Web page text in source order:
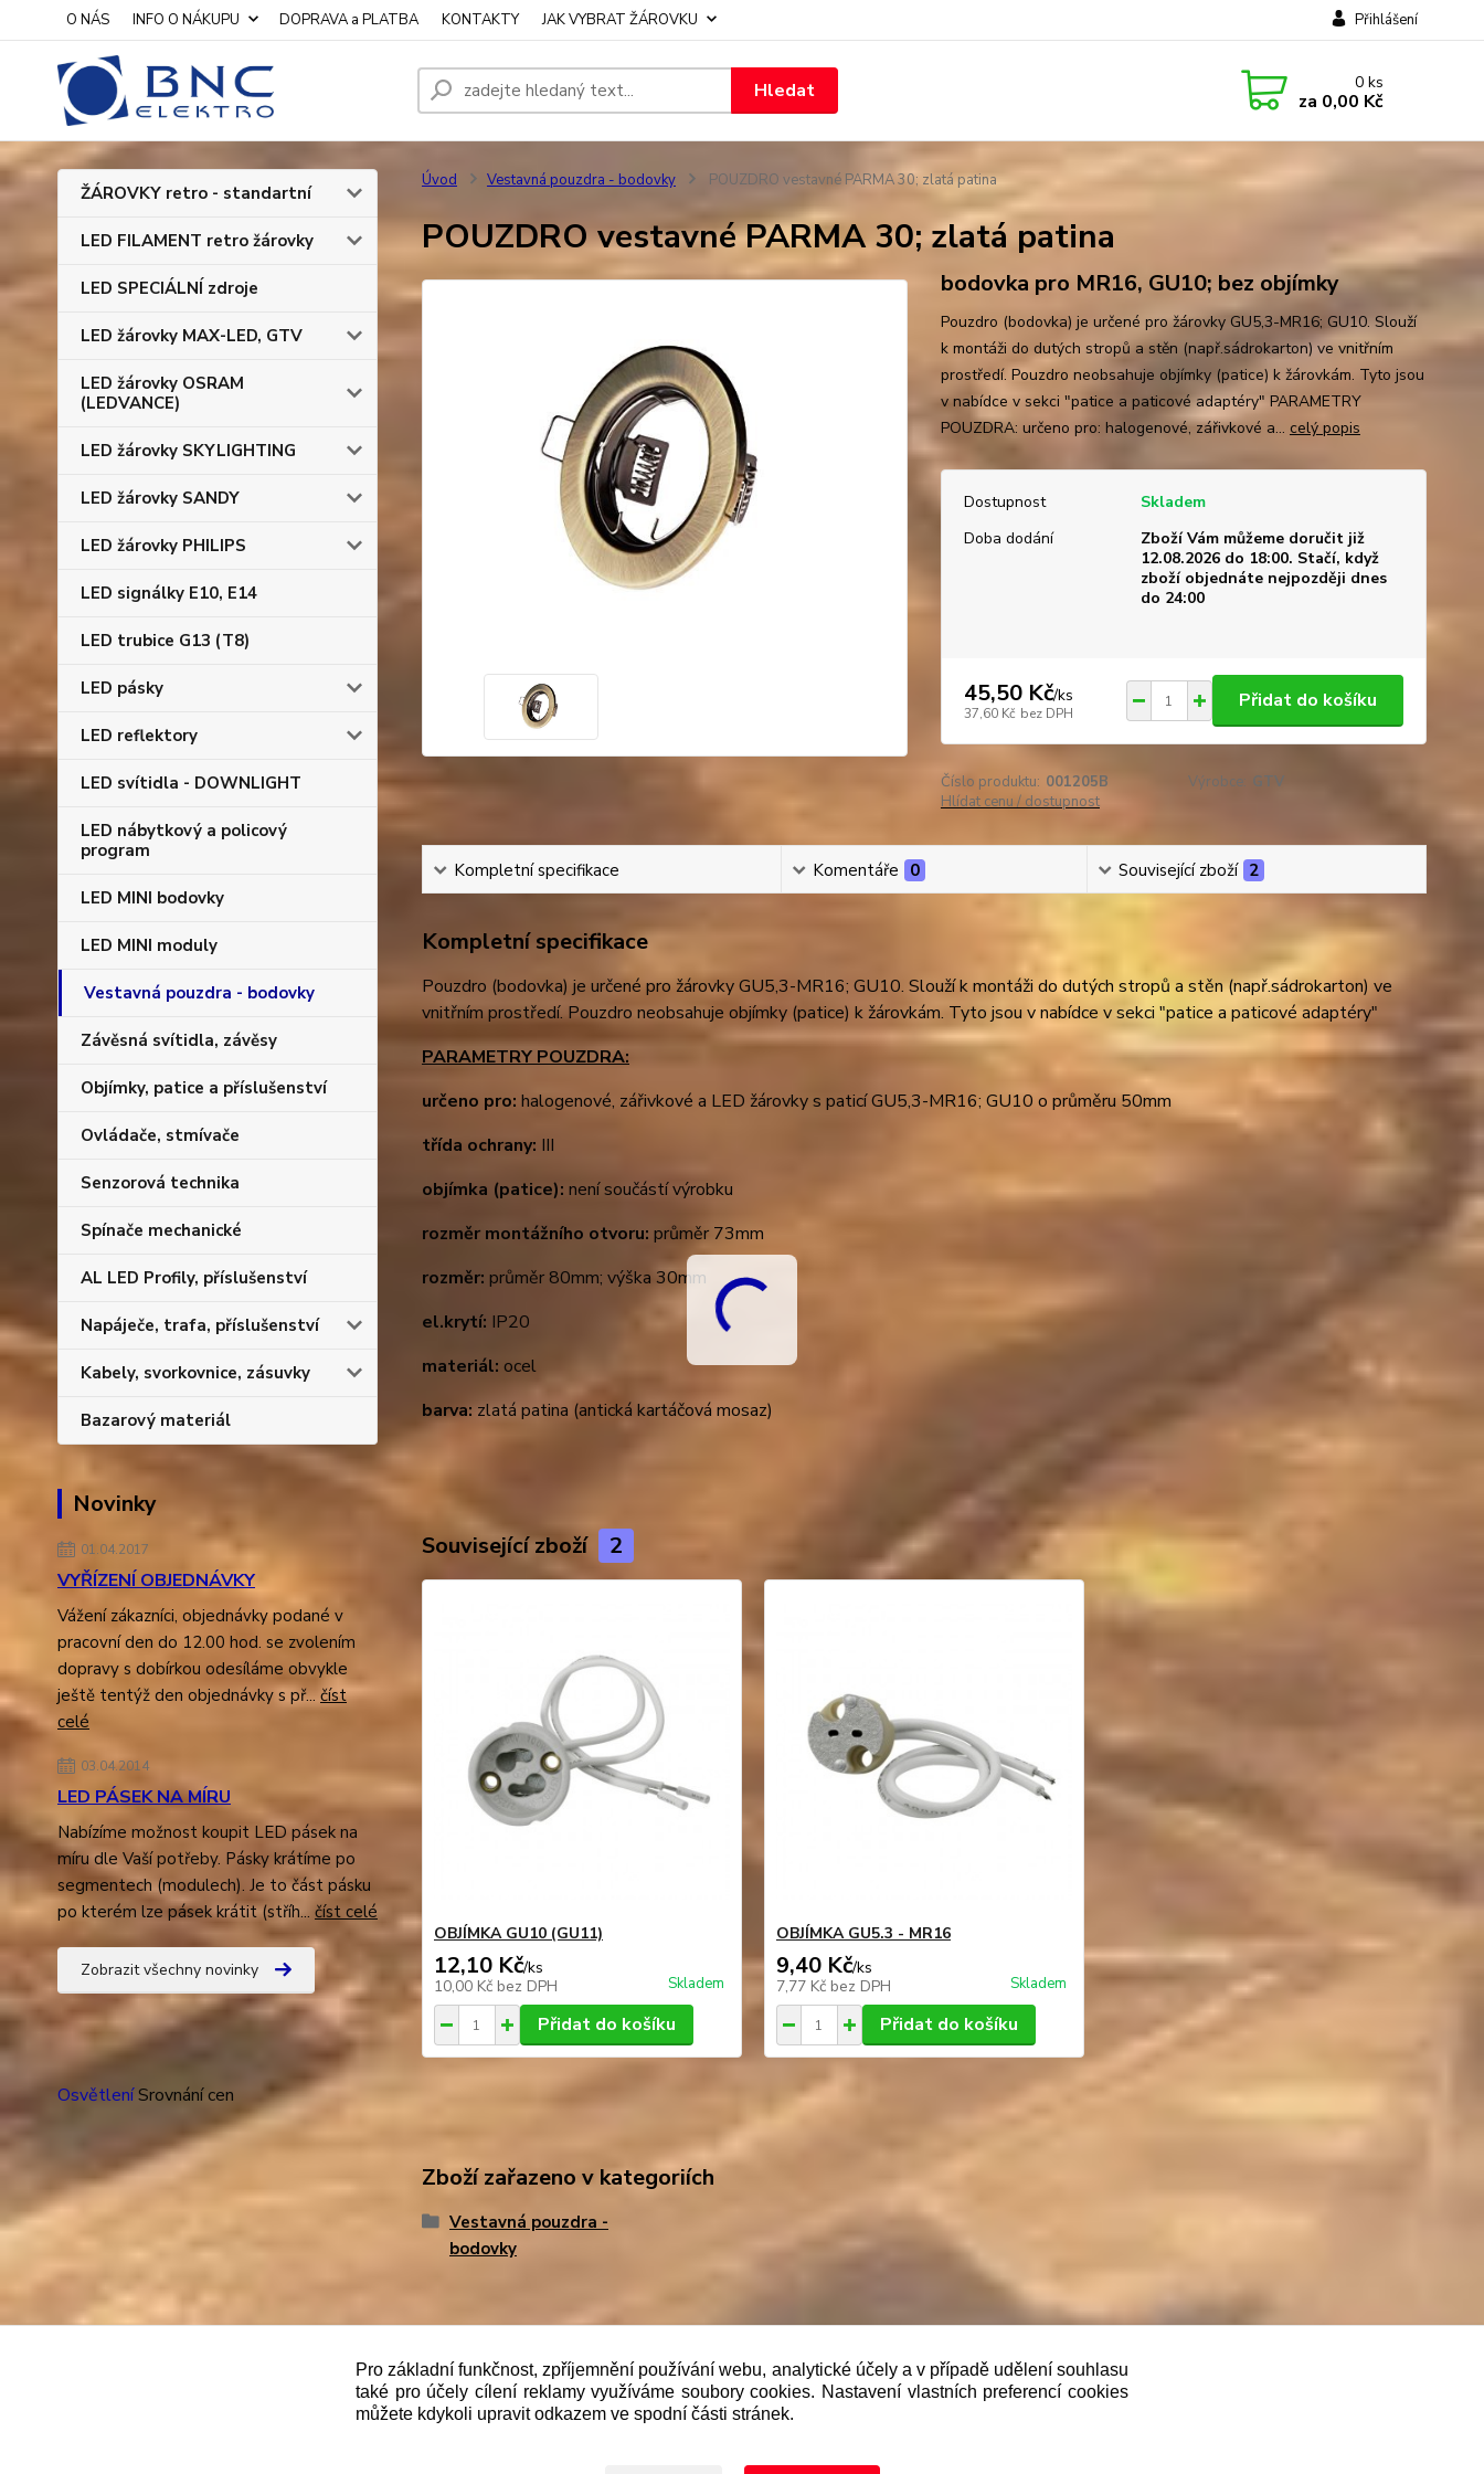
O NÁS INFO O NÁKUPU DOPRAVA a PLATBA KONTAKTY JAK VYBRAT ŽÁROVKU Přihlášení
Hledat 0ks
za 0,00 Kč
ŽÁROVKY retro - standartní
LED FILAMENT retro žárovky
LED SPECIÁLNÍ zdroje
LED žárovky MAX-LED, GTV
LED žárovky OSRAM
(LEDVANCE)
LED žárovky SKYLIGHTING
LED žárovky SANDY
LED žárovky PHILIPS
LED signálky E10, E14
LED trubice G13 (T8)
LED pásky
LED reflektory
LED svítidla - DOWNLIGHT
LED nábytkový a policový
program
LED MINI bodovky
LED MINI moduly
Vestavná pouzdra - bodovky
Závěsná svítidla, závěsy
Objímky, patice a příslušenství
Ovládače, stmívače
Senzorová technika
Spínače mechanické
AL LED Profily, příslušenství
Napáječe, trafa, příslušenství
Kabely, svorkovnice, zásuvky
Bazarový materiál
Novinky
01.04.2017
VYŘÍZENÍ OBJEDNÁVKY
Vážení zákazníci, objednávky podané v
pracovní den do 12.00 hod. se zvolením
dopravy s dobírkou odesíláme obvykle
ještě tentýž den objednávky s př... číst
celé
03.04.2014
LED PÁSEK NA MÍRU
Nabízíme možnost koupit LED pásek na
míru dle Vaší potřeby. Pásky krátíme po
segmentech (modulech). Je to část pásku
po kterém lze pásek krátit (stříh... číst celé
Zobrazit všechny novinky
OsvětleníSrovnání cen
Úvod Vestavná pouzdra - bodovky POUZDRO vestavné PARMA 30; zlatá patina
POUZDRO vestavné PARMA 30; zlatá patina
bodovka pro MR16, GU10; bez objímky
Pouzdro (bodovka) je určené pro žárovky GU5,3-MR16; GU10. Slouží
k montáži do dutých stropů a stěn (např.sádrokarton) ve vnitřním
prostředí. Pouzdro neobsahuje objímky (patice) k žárovkám. Tyto jsou
v nabídce v sekci "patice a paticové adaptéry" PARAMETRY
POUZDRA: určeno pro: halogenové, zářivkové a... celý popis
Dostupnost
Skladem
Doba dodání
Zboží Vám můžeme doručit již
12.08.2026 do 18:00. Stačí, když
zboží objednáte nejpozději dnes
do 24:00
45,50 Kč/ks
37,60 Kč bez DPH
Přidat do košíku
Číslo produktu: 001205B Výrobce: GTV
Hlídat cenu / dostupnost
Kompletní specifikace Komentáře 0 Související zboží 2
Kompletní specifikace
Pouzdro (bodovka) je určené pro žárovky GU5,3-MR16; GU10. Slouží k montáži do dutých stropů a stěn (např.sádrokarton) ve
vnitřním prostředí. Pouzdro neobsahuje objímky (patice) k žárovkám. Tyto jsou v nabídce v sekci "patice a paticové adaptéry"
PARAMETRY POUZDRA:
určeno pro: halogenové, zářivkové a LED žárovky s paticí GU5,3-MR16; GU10 o průměru 50mm
třída ochrany: III
objímka (patice): není součástí výrobku
rozměr montážního otvoru: průměr 73mm
rozměr: průměr 80mm; výška 30mm
el.krytí: IP20
materiál: ocel
barva: zlatá patina (antická kartáčová mosaz)
Související zboží 2
OBJÍMKA GU10 (GU11)
12,10 Kč/ks
10,00 Kč bez DPH Skladem
Přidat do košíku
OBJÍMKA GU5.3 - MR16
9,40 Kč/ks
7,77 Kč bez DPH Skladem
Přidat do košíku
Zboží zařazeno v kategoriích
Vestavná pouzdra -
bodovky
zákona č. 112/mmmmm2016 Sb. o evidenci tržeb je prodávající povinen vystavit kupujícímu účtenku. Zároveň je povinen zaevidovat přijatou tržbu u
správce daně online; v případě technického výpadku pak nejpozději do 48 hodin.“
Pro základní funkčnost, zpříjemnění používání webu, analytické účely a v případě udělení souhlasu
také pro účely cílení reklamy využíváme soubory cookies. Nastavení vlastních preferencí cookies
můžete kdykoli upravit odkazem ve spodní části stránek.